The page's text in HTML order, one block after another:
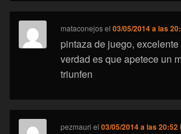
mataconejosel03/05/2014 a las
pintaza de juego,
verdad es que apetece un
triunfen
pezmauri el03/05/2014 a las 20:52